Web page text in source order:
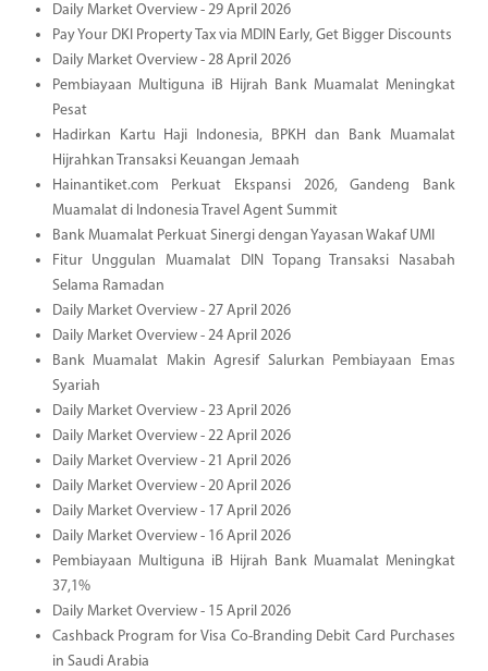
Daily Market Overview - 29 April 2026
Pay Your DKI Property Tax via MDIN Early, Get Bigger Discounts
Daily Market Overview - 28 April 2026
Pembiayaan Multiguna iB Hijrah Bank Muamalat Meningkat
Pesat
Hadirkan Kartu Haji Indonesia, BPKH dan Bank Muamalat
Hijrahkan Transaksi Keuangan Jemaah
Hainantiket.com Perkuat Ekspansi 2026, Gandeng Bank
Muamalat di Indonesia Travel Agent Summit
Bank Muamalat Perkuat Sinergi dengan Yayasan Wakaf UMI
Fitur Unggulan Muamalat DIN Topang Transaksi Nasabah
Selama Ramadan
Daily Market Overview - 27 April 2026
Daily Market Overview - 24 April 2026
Bank Muamalat Makin Agresif Salurkan Pembiayaan Emas
Syariah
Daily Market Overview - 23 April 2026
Daily Market Overview - 22 April 2026
Daily Market Overview - 21 April 2026
Daily Market Overview - 20 April 2026
Daily Market Overview - 17 April 2026
Daily Market Overview - 16 April 2026
Pembiayaan Multiguna iB Hijrah Bank Muamalat Meningkat
37,1%
Daily Market Overview - 15 April 2026
Cashback Program for Visa Co-Branding Debit Card Purchases
in Saudi Arabia